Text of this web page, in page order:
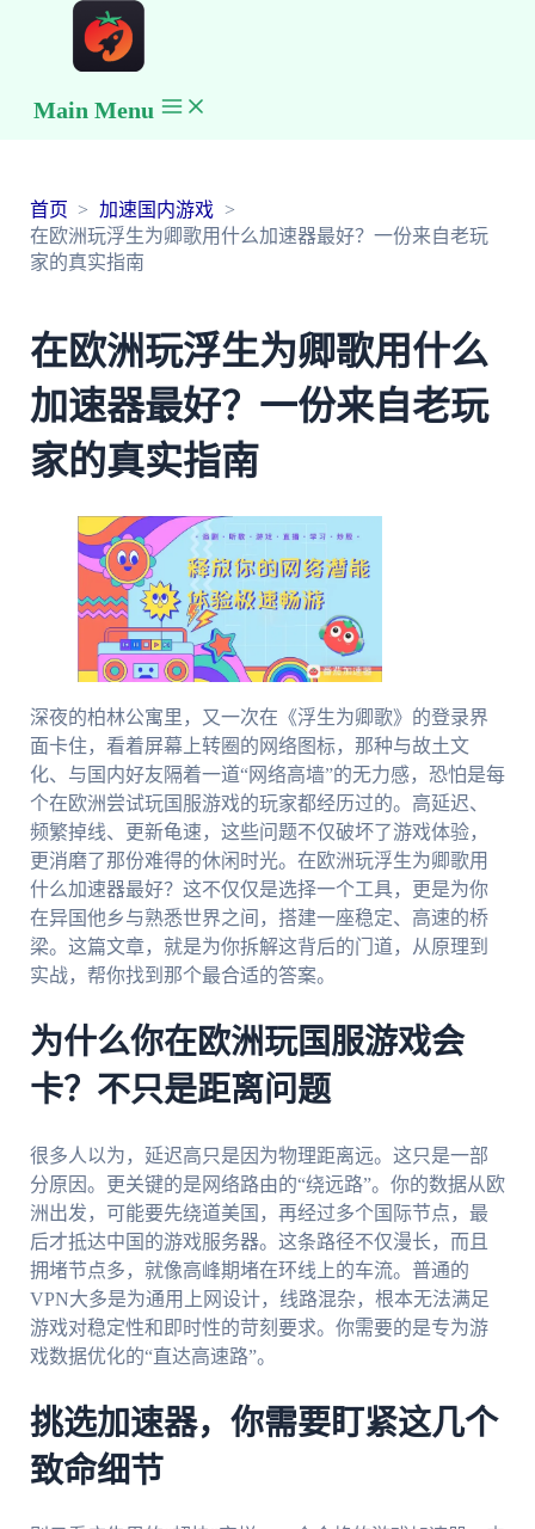
Main Menu
首页
加速国内游戏
在欧洲玩浮生为卿歌用什么加速器最好？一份来自老玩
家的真实指南
在欧洲玩浮生为卿歌用什么
加速器最好？一份来自老玩
家的真实指南
深夜的柏林公寓里，又一次在《浮生为卿歌》的登录界
面卡住，看着屏幕上转圈的网络图标，那种与故土文
化、与国内好友隔着一道“网络高墙”的无力感，恐怕是每
个在欧洲尝试玩国服游戏的玩家都经历过的。高延迟、
频繁掉线、更新龟速，这些问题不仅破坏了游戏体验，
更消磨了那份难得的休闲时光。在欧洲玩浮生为卿歌用
什么加速器最好？这不仅仅是选择一个工具，更是为你
在异国他乡与熟悉世界之间，搭建一座稳定、高速的桥
梁。这篇文章，就是为你拆解这背后的门道，从原理到
实战，帮你找到那个最合适的答案。
为什么你在欧洲玩国服游戏会
卡？不只是距离问题
很多人以为，延迟高只是因为物理距离远。这只是一部
分原因。更关键的是网络路由的“绕远路”。你的数据从欧
洲出发，可能要先绕道美国，再经过多个国际节点，最
后才抵达中国的游戏服务器。这条路径不仅漫长，而且
拥堵节点多，就像高峰期堵在环线上的车流。普通的
VPN大多是为通用上网设计，线路混杂，根本无法满足
游戏对稳定性和即时性的苛刻要求。你需要的是专为游
戏数据优化的“直达高速路”。
挑选加速器，你需要盯紧这几个
致命细节